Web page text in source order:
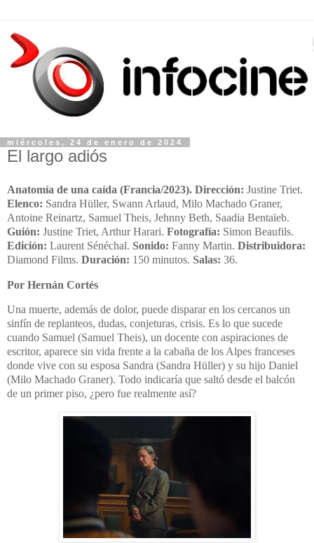
miércoles, 24 de enero de 2024
El largo adiós
Anatomía de una caída (Francia/2023). Dirección: Justine Triet.
Elenco: Sandra Hüller, Swann Arlaud, Milo Machado Graner,
Antoine Reinartz, Samuel Theis, Jehnny Beth, Saadia Bentaïeb.
Guión: Justine Triet, Arthur Harari. Fotografía: Simon Beaufils.
Edición: Laurent Sénéchal. Sonido: Fanny Martin. Distribuidora:
Diamond Films. Duración: 150 minutos. Salas: 36.
Por Hernán Cortés
Una muerte, además de dolor, puede disparar en los cercanos un
sinfín de replanteos, dudas, conjeturas, crisis. Es lo que sucede
cuando Samuel (Samuel Theis), un docente con aspiraciones de
escritor, aparece sin vida frente a la cabaña de los Alpes franceses
donde vive con su esposa Sandra (Sandra Hüller) y su hijo Daniel
(Milo Machado Graner). Todo indicaría que saltó desde el balcón
de un primer piso, ¿pero fue realmente así?